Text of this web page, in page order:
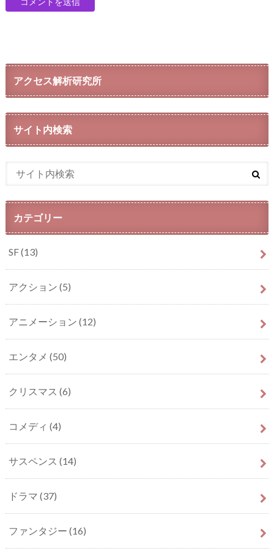
アクセス解析研究所
サイト内検索
カテゴリー
SF(13)
アクション (5)
アニメーション (12)
エンタメ (50)
クリスマス (6)
コメディ (4)
サスペンス (14)
ドラマ (37)
ファンタジー (16)